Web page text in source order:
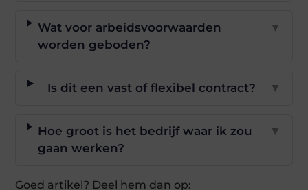
Wat voor arbeidsvoorwaarden
worden geboden?
▼
Is dit een vast of flexibel contract? ▼
Hoe groot is het bedrijf waar ik zou
gaan werken?
▼
Goed artikel? Deel hem dan op: